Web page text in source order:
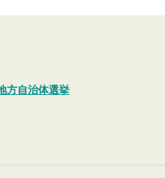
方自治体選挙